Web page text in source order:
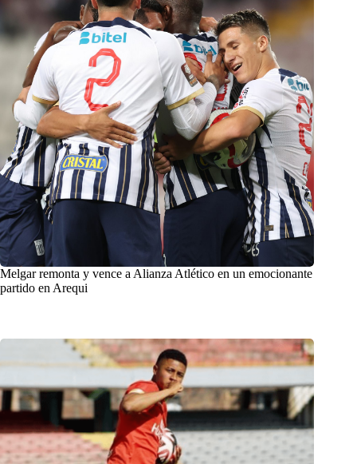
Melgar remonta y vence a Alianza Atlético en un emocionante
partido en Arequi